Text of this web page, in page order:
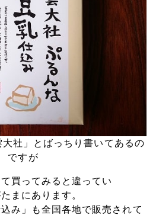
社」とばっちり書いてあるの
ですが
買ってみると違ってい
まにあります。
み」も全国各地で販売されて